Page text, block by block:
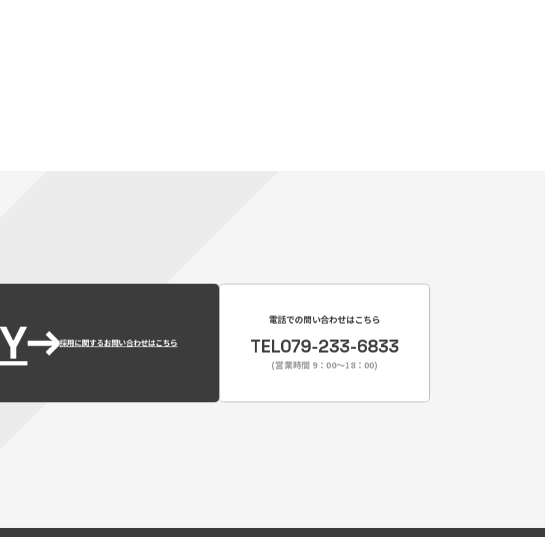
採用に関するお問い合わせはこちら
電話での問い合わせはこちら
TEL079-233-6833
(営業時間 9：00〜18：00)